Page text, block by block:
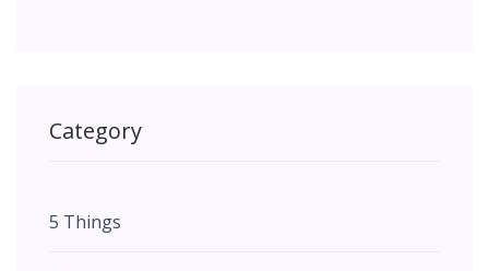
Category
5 Things